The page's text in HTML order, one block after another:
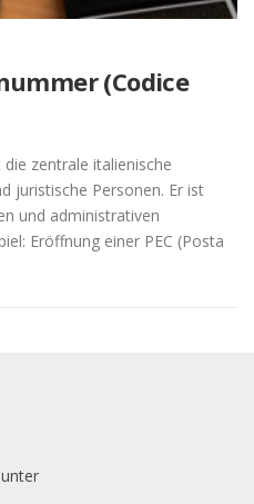
(Codice
zentrale italienische
juristische Personen. Er ist
und administrativen
Eröffnung einer PEC (Posta